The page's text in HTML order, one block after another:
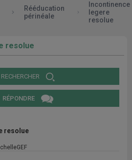
Rééducation
périnéale
Incontinence
legere
resolue
resolue
RECHERCHER
RÉPONDRE
resolue